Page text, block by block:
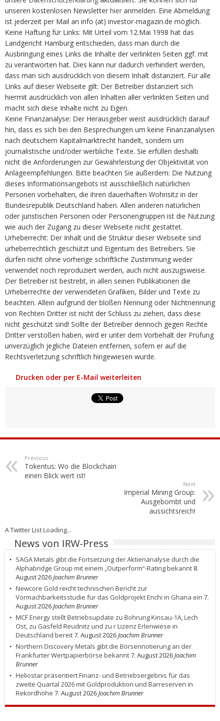
unseren kostenlosen Newsletter hier anmelden. Eine Abmeldung
ist jederzeit per Mail an info (at) investor-magazin.de möglich.
Keine Haftung für Links: Mit Urteil vom 12.Mai 1998 hat das
Landgericht Hamburg entschieden, dass man durch die
Ausbringung eines Links die Inhalte der verlinkten Seiten ggf. mit
zu verantworten hat. Dies kann nur dadurch verhindert werden,
dass man sich ausdrücklich von diesem Inhalt distanziert. Für alle
Links auf dieser Webseite gilt: Der Betreiber distanziert sich
hiermit ausdrücklich von allen Inhalten aller verlinkten Seiten und
macht sich diese Inhalte nicht zu Eigen.
Keine Finanzanalyse: Der Herausgeber weist ausdrücklich darauf
hin, dass es sich bei den Besprechungen um keine Finanzanalysen
nach deutschem Kapitalmarktrecht handelt, sondern um
journalistische und/oder werbliche Texte. Sie erfüllen deshalb
nicht die Anforderungen zur Gewährleistung der Objektivität von
Anlageempfehlungen. Bitte beachten Sie außerdem: Die Nutzung
dieses Informationsangebots ist ausschließlich natürlichen
Personen vorbehalten, die ihren dauerhaften Wohnsitz in der
Bundesrepublik Deutschland haben. Allen anderen natürlichen
oder juristischen Personen oder Personengruppen ist die Nutzung
wie auch der Zugang zu dieser Webseite nicht gestattet.
Urheberrecht: Der Inhalt und die Struktur dieser Webseite sind
urheberrechtlich geschützt und Eigentum des Betreibers. Sie
dürfen nicht ohne vorherige schriftliche Zustimmung weder
verwendet noch reproduziert werden, auch nicht auszugsweise.
Der Betreiber ist bestrebt, in allen seinen Publikationen die
Urheberrechte der verwendeten Grafiken, Bilder und Texte zu
beachten. Allein aufgrund der bloßen Nennung oder Nichtnennung
von Rechten Dritter ist nicht der Schluss zu ziehen, dass diese
nicht geschützt sind! Sollte der Betreiber dennoch gegen Rechte
Dritter verstoßen haben, wird er unter dem Vorbehalt der Prüfung
unverzüglich jegliche Dateien entfernen, sofern er auf die
Rechtsverletzung schriftlich hingewiesen wurde.
Drucken oder per E-Mail weiterleiten
Previous
Tokentus: Wo die Blockchain
einen Blick wert ist!
Next
Imperial Mining Group:
Ausgebombt und
aussichtsreich!
A Twitter List Loading...
News von IRW-Press
SAGA Metals gibt die Fortsetzung der Aktienanalyse durch die
Alphabridge Group mit einem „Outperform“-Rating bekannt 8.
August 2026Joachim Brunner
Newcore Gold reicht technischen Bericht zur
Vormachbarkeitsstudie für das Goldprojekt Enchi in Ghana ein 7.
August 2026Joachim Brunner
MCF Energy stellt Betriebsupdate zu Bohrung Kinsau-1A, Lech
Ost, zu Gasfeld Reudnitz und zu r Lizenz Erlenwiese in
Deutschland bereit7. August 2026Joachim Brunner
Northern Discovery Metals gibt die Börsennotierung an der
Frankfurter Wertpapierbörse bekannt7. August 2026Joachim
Brunner
Heliostar präsentiert Finanz- und Betriebsergebnis für das
zweite Quartal 2026 mit Goldproduktion und Barreserven in
Rekordhöhe 7. August 2026Joachim Brunner